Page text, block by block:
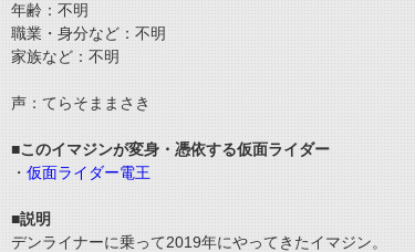
年齢：不明
職業・身分など：不明
家族など：不明
声：てらそままさき
■このイマジンが変身・憑依する仮面ライダー
・ 仮面ライダー電王
■説明
デンライナーに乗って2019年にやってきたイマジン。